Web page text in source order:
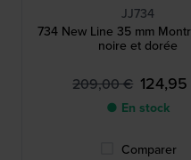
JJ734
734 New Line 35 mm
noire et dorée
209,00 €
● En stock
Comparer